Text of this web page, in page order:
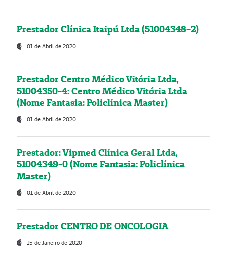
Prestador Clínica Itaipú Ltda (51004348-2)
01 de Abril de 2020
Prestador Centro Médico Vitória Ltda,
51004350-4: Centro Médico Vitória Ltda
(Nome Fantasia: Policlínica Master)
01 de Abril de 2020
Prestador: Vipmed Clínica Geral Ltda,
51004349-0 (Nome Fantasia: Policlínica
Master)
01 de Abril de 2020
Prestador CENTRO DE ONCOLOGIA
15 de Janeiro de 2020